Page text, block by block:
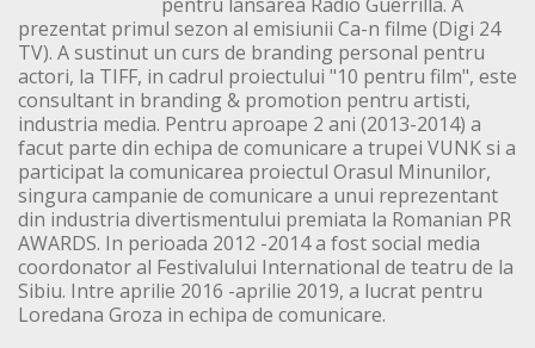
prezentat primul sezon al emisiunii Ca-n filme (Digi 24
TV). A sustinut un curs de branding personal pentru
actori, la TIFF, in cadrul proiectului "10 pentru film", este
consultant in branding & promotion pentru artisti,
industria media. Pentru aproape 2 ani (2013-2014) a
facut parte din echipa de comunicare a trupei VUNK si a
participat la comunicarea proiectul Orasul Minunilor,
singura campanie de comunicare a unui reprezentant
din industria divertismentului premiata la Romanian PR
AWARDS. In perioada 2012 -2014 a fost social media
coordonator al Festivalului International de teatru de la
Sibiu. Intre aprilie 2016 -aprilie 2019, a lucrat pentru
Loredana Groza in echipa de comunicare.